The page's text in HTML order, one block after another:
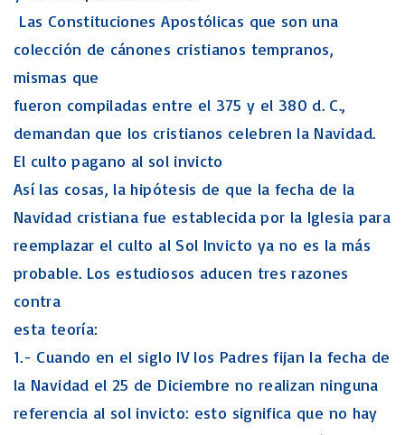
Las Constituciones Apostólicas que son una
colección de cánones cristianos tempranos,
mismas que
fueron compiladas entre el 375 y el 380 d. C.,
demandan que los cristianos celebren la Navidad.
El culto pagano al sol invicto
Así las cosas, la hipótesis de que la fecha de la
Navidad cristiana fue establecida por la Iglesia para
reemplazar el culto al Sol Invicto ya no es la más
probable. Los estudiosos aducen tres razones
contra
esta teoría:
1.- Cuando en el siglo IV los Padres fijan la fecha de
la Navidad el 25 de Diciembre no realizan ninguna
referencia al sol invicto: esto significa que no hay